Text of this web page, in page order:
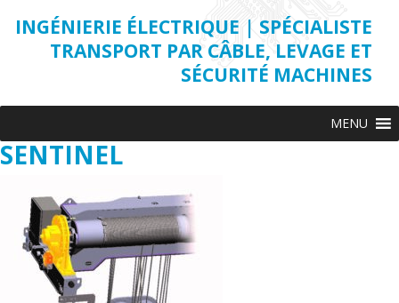
INGÉNIERIE ÉLECTRIQUE | SPÉCIALISTE
TRANSPORT PAR CÂBLE, LEVAGE ET
SÉCURITÉ MACHINES
MENU
SENTINEL